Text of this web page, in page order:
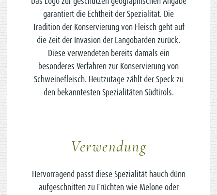
garantiert die Echtheit der Spezialität. Die
Tradition der Konservierung von Fleisch geht auf
die Zeit der Invasion der Langobarden zurück.
Diese verwendeten bereits damals ein
besonderes Verfahren zur Konservierung von
Schweinefleisch. Heutzutage zählt der Speck zu
den bekanntesten Spezialitäten Südtirols.
Verwendung
Hervorragend passt diese Spezialität hauch dünn
aufgeschnitten zu Früchten wie Melone oder